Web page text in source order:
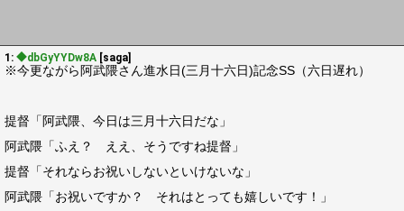
1: ◆dbGyYYDw8A [saga]
※今更ながら阿武隈さん進水日(三月十六日)記念SS（六日遅れ）
提督「阿武隈、今日は三月十六日だな」
阿武隈「ふえ？ ええ、そうですね提督」
提督「それならお祝いしないといけないな」
阿武隈「お祝いですか？ それはとっても嬉しいです！」